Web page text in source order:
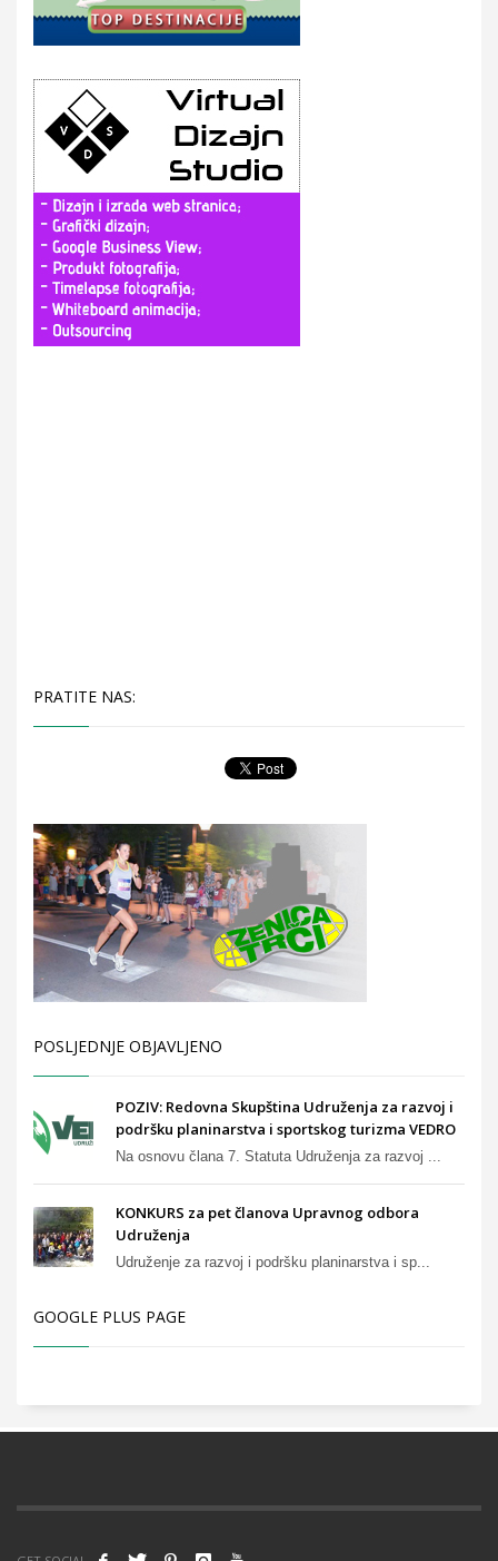
PRATITE NAS:
POSLJEDNJE OBJAVLJENO
POZIV: Redovna Skupština Udruženja za razvoj i
podršku planinarstva i sportskog turizma VEDRO
Na osnovu člana 7. Statuta Udruženja za razvoj ...
KONKURS za pet članova Upravnog odbora
Udruženja
Udruženje za razvoj i podršku planinarstva i sp...
GOOGLE PLUS PAGE